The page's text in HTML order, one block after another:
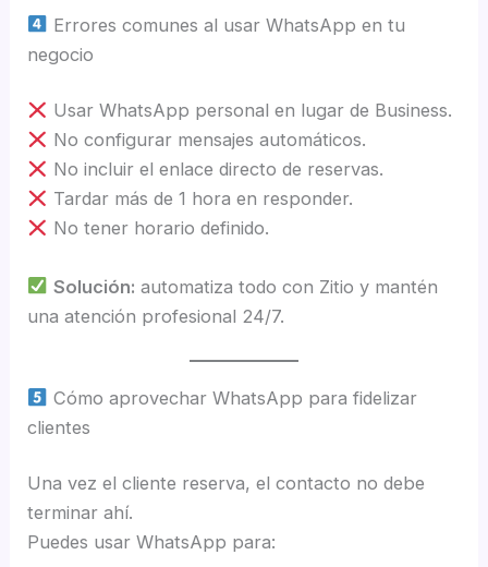
Errores comunes al usar WhatsApp en tu
negocio
Usar WhatsApp personal en lugar de Business.
No configurar mensajes automáticos.
No incluir el enlace directo de reservas.
Tardar más de 1 hora en responder.
No tener horario definido.
Solución: automatiza todo con Zitio y mantén
una atención profesional 24/7.
Cómo aprovechar WhatsApp para fidelizar
clientes
Una vez el cliente reserva, el contacto no debe
terminar ahí.
Puedes usar WhatsApp para: